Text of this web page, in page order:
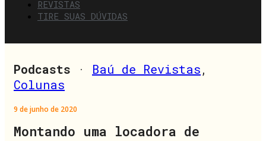
REVISTAS
TIRE SUAS DÚVIDAS
Podcasts · Baú de Revistas,
Colunas
9 de junho de 2020
Montando uma locadora de